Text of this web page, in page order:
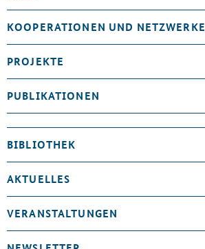
KOOPERATIONEN UND NETZWERKE
PROJEKTE
PUBLIKATIONEN
BIBLIOTHEK
AKTUELLES
VERANSTALTUNGEN